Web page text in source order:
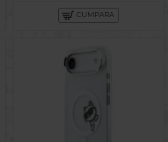
CUMPARA